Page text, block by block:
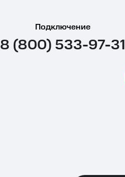
Подключение
8 (800) 533-97-31